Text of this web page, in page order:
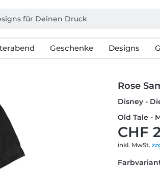
Geschenke Designs
Rose
Disney -
Old Tale -
CHF
inkl. MwSt.